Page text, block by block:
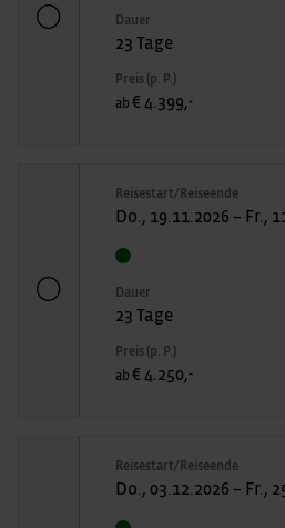
Dauer
23 Tage
Preis (p. P.)
ab € 4.399,-
Reisestart/Reiseende
Do., 19.11.2026 – Fr.,
Dauer
23 Tage
Preis (p. P.)
ab € 4.250,-
Reisestart/Reiseende
Do., 03.12.2026 – Fr.,